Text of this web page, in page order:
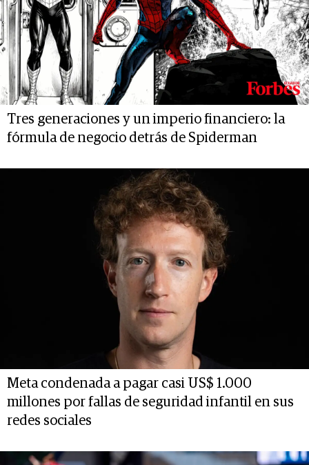
Tres generaciones y un imperio financiero: la
fórmula de negocio detrás de Spiderman
Meta condenada a pagar casi US$ 1.000
millones por fallas de seguridad infantil en sus
redes sociales